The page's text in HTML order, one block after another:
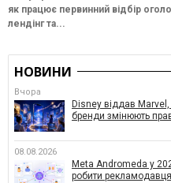
як працює первинний відбір
лендінг та...
НОВИНИ
Вчора
Disney віддав
бренди змінюють
08.08.2026
Meta Andromeda у
робити